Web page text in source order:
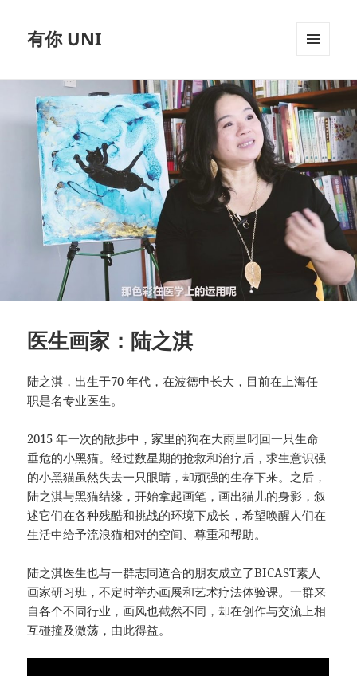
有你 UNI
WIDGETS
医生画家：陆之淇
陆之淇，出生于70 年代，在波德申长大，目前在上海任
职是名专业医生。
2015 年一次的散步中，家里的狗在大雨里叼回一只生命
垂危的小黑猫。经过数星期的抢救和治疗后，求生意识强
的小黑猫虽然失去一只眼睛，却顽强的生存下来。之后，
陆之淇与黑猫结缘，开始拿起画笔，画出猫儿的身影，叙
述它们在各种残酷和挑战的环境下成长，希望唤醒人们在
生活中给予流浪猫相对的空间、尊重和帮助。
陆之淇医生也与一群志同道合的朋友成立了BICAST素人
画家研习班，不定时举办画展和艺术疗法体验课。一群来
自各个不同行业，画风也截然不同，却在创作与交流上相
互碰撞及激荡，由此得益。